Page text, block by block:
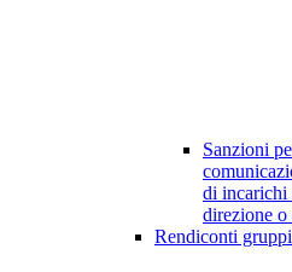
Sanzioni
di incarichi
direzione
Rendiconti